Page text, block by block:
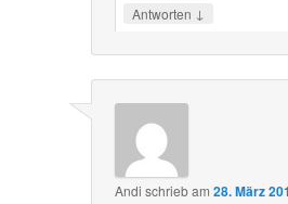
Antworten ↓
Andi schriebam28. März